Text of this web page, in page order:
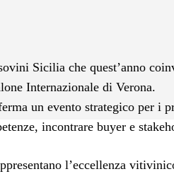
Sicilia che quest’anno
Internazionale di Verona.
un evento strategico per i
incontrare buyer e
l’eccellenza